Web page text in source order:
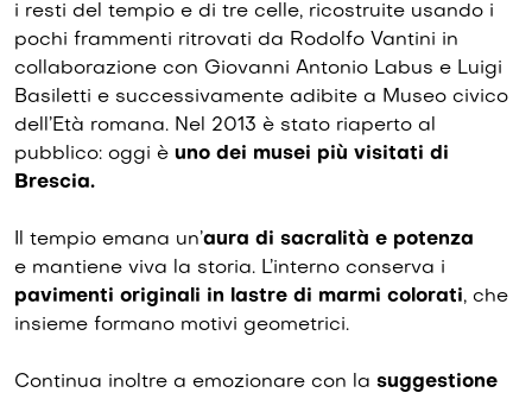
i resti del tempio e di tre celle, ricostruite usando i
pochi frammenti ritrovati da Rodolfo Vantini in
collaborazione con Giovanni Antonio Labus e Luigi
Basiletti e successivamente adibite a Museo civico
dell’Età romana. Nel 2013 è stato riaperto al
pubblico: oggi è uno dei musei più visitati di
Brescia.
Il tempio emana un’aura di sacralità e potenza
e mantiene viva la storia. L’interno conserva i
pavimenti originali in lastre di marmi colorati, che
insieme formano motivi geometrici.
Continua inoltre a emozionare con la suggestione